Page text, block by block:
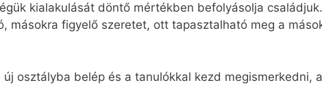
kialakulását döntő mértékben befolyásolja
másokra figyelő szeretet, ott tapasztalható meg a
osztályba belép és a tanulókkal kezd megismerkedni,